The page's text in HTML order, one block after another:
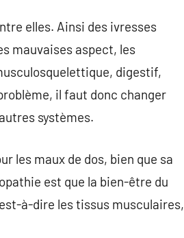
elles. Ainsi des ivresses
mauvaises aspect, les
digestif,
il faut donc changer
systèmes.
les maux de dos, bien que sa
est que la bien-être du
à-dire les tissus musculaires,